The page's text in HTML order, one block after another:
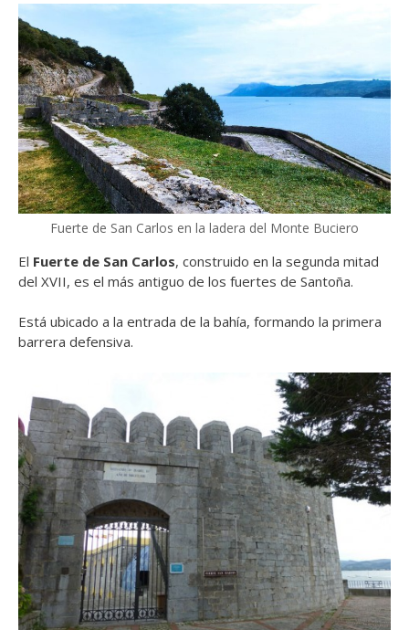
Fuerte de San Carlos en la ladera del Monte Buciero
El Fuerte de San Carlos, construido en la segunda mitad
del XVII, es el más antiguo de los fuertes de Santoña.
Está ubicado a la entrada de la bahía, formando la primera
barrera defensiva.